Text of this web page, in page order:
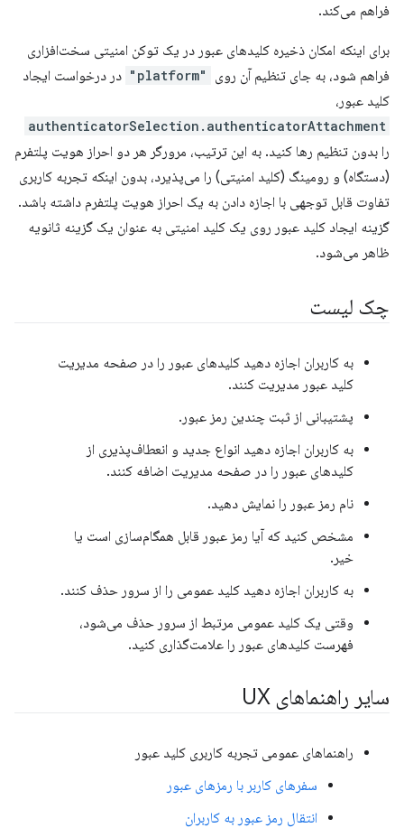
فراهم می‌کند.
برای اینکه امکان ذخیره کلیدهای عبور در یک توکن امنیتی سخت‌افزاری
فراهم شود، به جای تنظیم آن روی
"platform"
در درخواست ایجاد
کلید عبور،
authenticatorSelection.authenticatorAttachment
را بدون تنظیم رها کنید. به این ترتیب، مرورگر هر دو احراز هویت پلتفرم
(دستگاه) و رومینگ (کلید امنیتی) را می‌پذیرد، بدون اینکه تجربه کاربری
تفاوت قابل توجهی با اجازه دادن به یک احراز هویت پلتفرم داشته باشد.
گزینه ایجاد کلید عبور روی یک کلید امنیتی به عنوان یک گزینه ثانویه
ظاهر می‌شود.
چک لیست
به کاربران اجازه دهید کلیدهای عبور را در صفحه مدیریت
کلید عبور مدیریت کنند.
پشتیبانی از ثبت چندین رمز عبور.
به کاربران اجازه دهید انواع جدید و انعطاف‌پذیری از
کلیدهای عبور را در صفحه مدیریت اضافه کنند.
نام رمز عبور را نمایش دهید.
مشخص کنید که آیا رمز عبور قابل همگام‌سازی است یا
خیر.
به کاربران اجازه دهید کلید عمومی را از سرور حذف کنند.
وقتی یک کلید عمومی مرتبط از سرور حذف می‌شود،
فهرست کلیدهای عبور را علامت‌گذاری کنید.
سایر راهنماهای UX
راهنماهای عمومی تجربه کاربری کلید عبور
سفرهای کاربر با رمزهای عبور
انتقال رمز عبور به کاربران